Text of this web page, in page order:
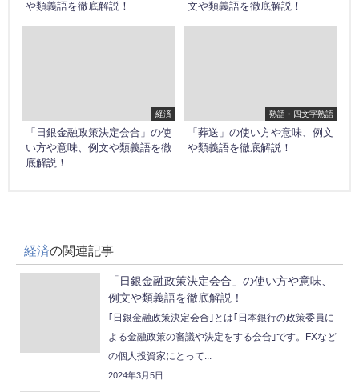
や類義語を徹底解説！
文や類義語を徹底解説！
経済
「日銀金融政策決定会合」の使
い方や意味、例文や類義語を徹
底解説！
熟語・四文字熟語
「葬送」の使い方や意味、例文
や類義語を徹底解説！
経済の関連記事
「日銀金融政策決定会合」の使い方や意味、
例文や類義語を徹底解説！
｢日銀金融政策決定会合｣とは｢日本銀行の政策委員に
よる金融政策の審議や決定をする会合｣です。FXなど
の個人投資家にとって...
2024年3月5日